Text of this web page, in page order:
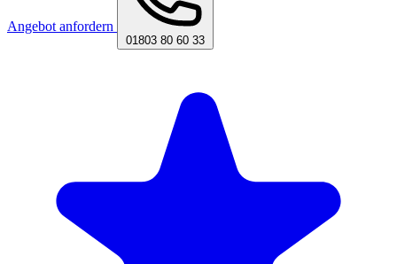
Angebot anfordern
01803 80 60 33